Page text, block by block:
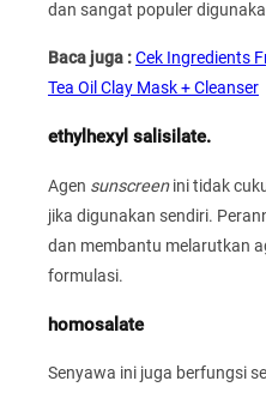
dan sangat populer
Baca juga :Cek Ingredients
Tea Oil Clay Mask + Cleanser
ethylhexyl salisilate.
Agen sunscreenini tidak
jika digunakan sendiri.
dan membantu melarutkan
formulasi.
homosalate
Senyawa ini juga berfungsi